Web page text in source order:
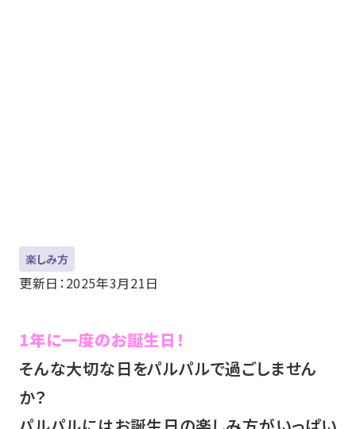
楽しみ方
更新日：2025年3月21日
1年に一度のお誕生日！
そんな大切な日をパルパルで過ごしません
か？